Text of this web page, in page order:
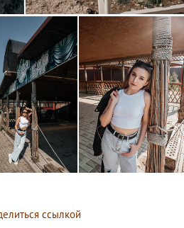
ссылкой